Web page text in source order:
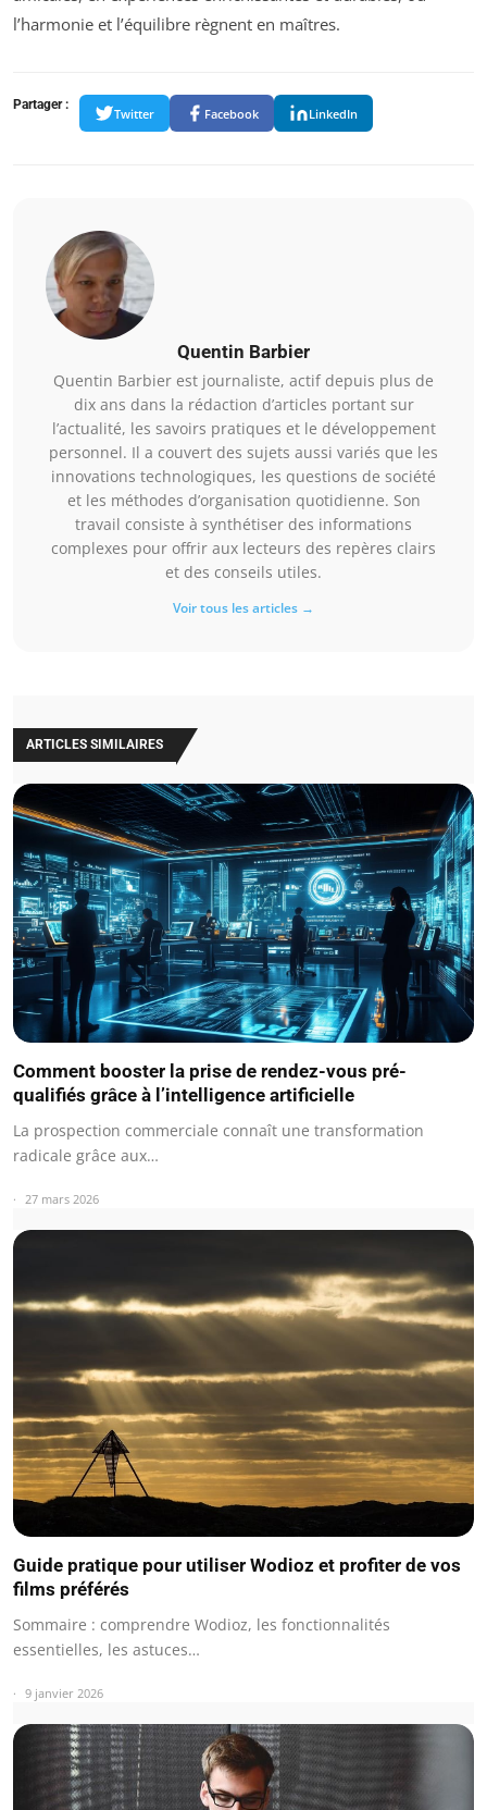
l’harmonie et l’équilibre règnent en maîtres.
Partager :
Twitter Facebook LinkedIn
Quentin Barbier
Quentin Barbier est journaliste, actif depuis plus de
dix ans dans la rédaction d’articles portant sur
l’actualité, les savoirs pratiques et le développement
personnel. Il a couvert des sujets aussi variés que les
innovations technologiques, les questions de société
et les méthodes d’organisation quotidienne. Son
travail consiste à synthétiser des informations
complexes pour offrir aux lecteurs des repères clairs
et des conseils utiles.
Voir tous les articles →
ARTICLES SIMILAIRES
Comment booster la prise de rendez-vous pré-
qualifiés grâce à l’intelligence artificielle
La prospection commerciale connaît une transformation
radicale grâce aux…
27 mars 2026
Guide pratique pour utiliser Wodioz et profiter de vos
films préférés
Sommaire : comprendre Wodioz, les fonctionnalités
essentielles, les astuces…
9 janvier 2026